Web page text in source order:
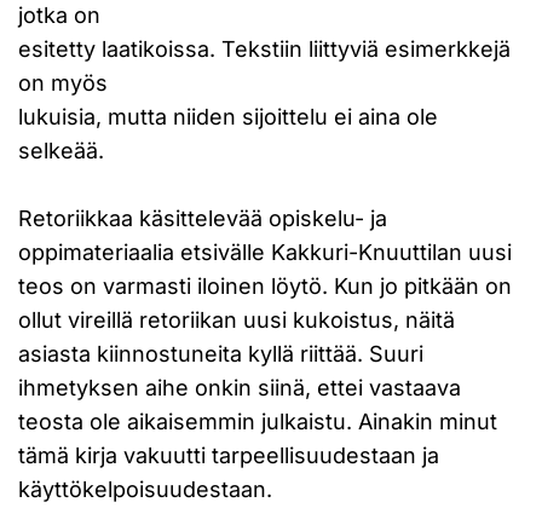
jotka on
esitetty laatikoissa. Tekstiin liittyviä esimerkkejä
on myös
lukuisia, mutta niiden sijoittelu ei aina ole
selkeää.
Retoriikkaa käsittelevää opiskelu- ja
oppimateriaalia etsivälle Kakkuri-Knuuttilan uusi
teos on varmasti iloinen löytö. Kun jo pitkään on
ollut vireillä retoriikan uusi kukoistus, näitä
asiasta kiinnostuneita kyllä riittää. Suuri
ihmetyksen aihe onkin siinä, ettei vastaava
teosta ole aikaisemmin julkaistu. Ainakin minut
tämä kirja vakuutti tarpeellisuudestaan ja
käyttökelpoisuudestaan.